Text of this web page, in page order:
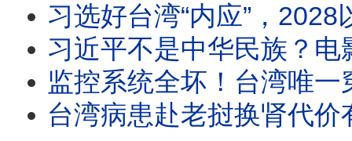
习选好台湾“内应”，2028以武力支持？！中共正在教伊朗剪断海底电缆，其实
习近平不是中华民族？电影《澎湖海战》带来了习近平统治合法性
监控系统全坏！台湾唯一穿甲弹材料工厂负责人遭虐S；台湾民意：不单纯！菲尔兹奖
台湾病患赴老挝换肾代价有多大？台媒对话地下移植公司：18万美元、术后照护断